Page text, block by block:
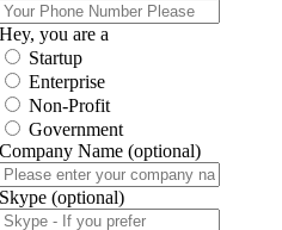
Hey, you are a
Startup
Enterprise
Non-Profit
Government
Company Name (optional)
Skype (optional)